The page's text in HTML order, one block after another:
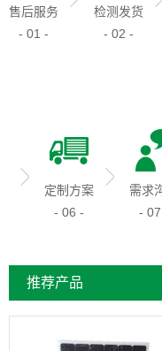
售后服务
- 01 -
检测发货
- 02 -
定制方案
- 06 -
需求
-
推荐产品